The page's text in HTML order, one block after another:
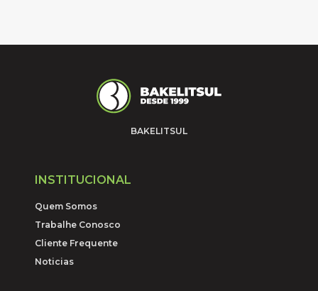
BAKELITSUL
INSTITUCIONAL
Quem Somos
Trabalhe Conosco
Cliente Frequente
Noticias